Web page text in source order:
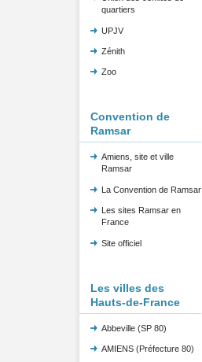
quartiers
UPJV
Zénith
Zoo
Convention de
Ramsar
Amiens, site et ville
Ramsar
La Convention de Ramsar
Les sites Ramsar en
France
Site officiel
Les villes des
Hauts-de-France
Abbeville (SP 80)
AMIENS (Préfecture 80)